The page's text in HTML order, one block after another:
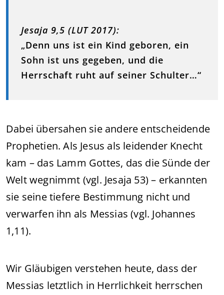
Jesaja 9,5 (LUT 2017):
„Denn uns ist ein Kind geboren, ein
Sohn ist uns gegeben, und die
Herrschaft ruht auf seiner Schulter…“
Dabei übersahen sie andere entscheidende
Prophetien. Als Jesus als leidender Knecht
kam – das Lamm Gottes, das die Sünde der
Welt wegnimmt (vgl. Jesaja 53) – erkannten
sie seine tiefere Bestimmung nicht und
verwarfen ihn als Messias (vgl. Johannes
1,11).
Wir Gläubigen verstehen heute, dass der
Messias letztlich in Herrlichkeit herrschen